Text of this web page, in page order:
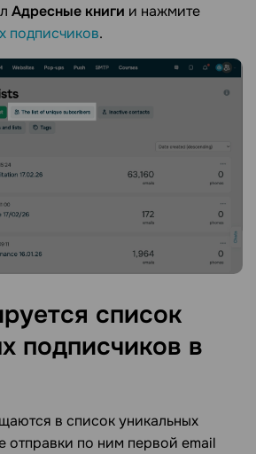
Адресные книги и нажмите
подписчиков.
список
подписчиков в
в список уникальных
отправки по ним первой email